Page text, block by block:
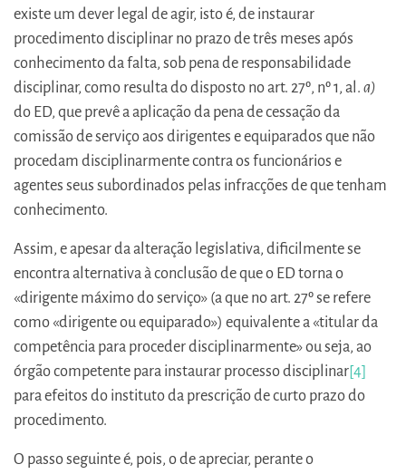
existe um dever legal de agir, isto é, de instaurar
procedimento disciplinar no prazo de três meses após
conhecimento da falta, sob pena de responsabilidade
disciplinar, como resulta do disposto no art. 27º, nº 1, al. a)
do ED, que prevê a aplicação da pena de cessação da
comissão de serviço aos dirigentes e equiparados que não
procedam disciplinarmente contra os funcionários e
agentes seus subordinados pelas infracções de que tenham
conhecimento.
Assim, e apesar da alteração legislativa, dificilmente se
encontra alternativa à conclusão de que o ED torna o
«dirigente máximo do serviço» (a que no art. 27º se refere
como «dirigente ou equiparado») equivalente a «titular da
competência para proceder disciplinarmente» ou seja, ao
órgão competente para instaurar processo disciplinar[4]
para efeitos do instituto da prescrição de curto prazo do
procedimento.
O passo seguinte é, pois, o de apreciar, perante o